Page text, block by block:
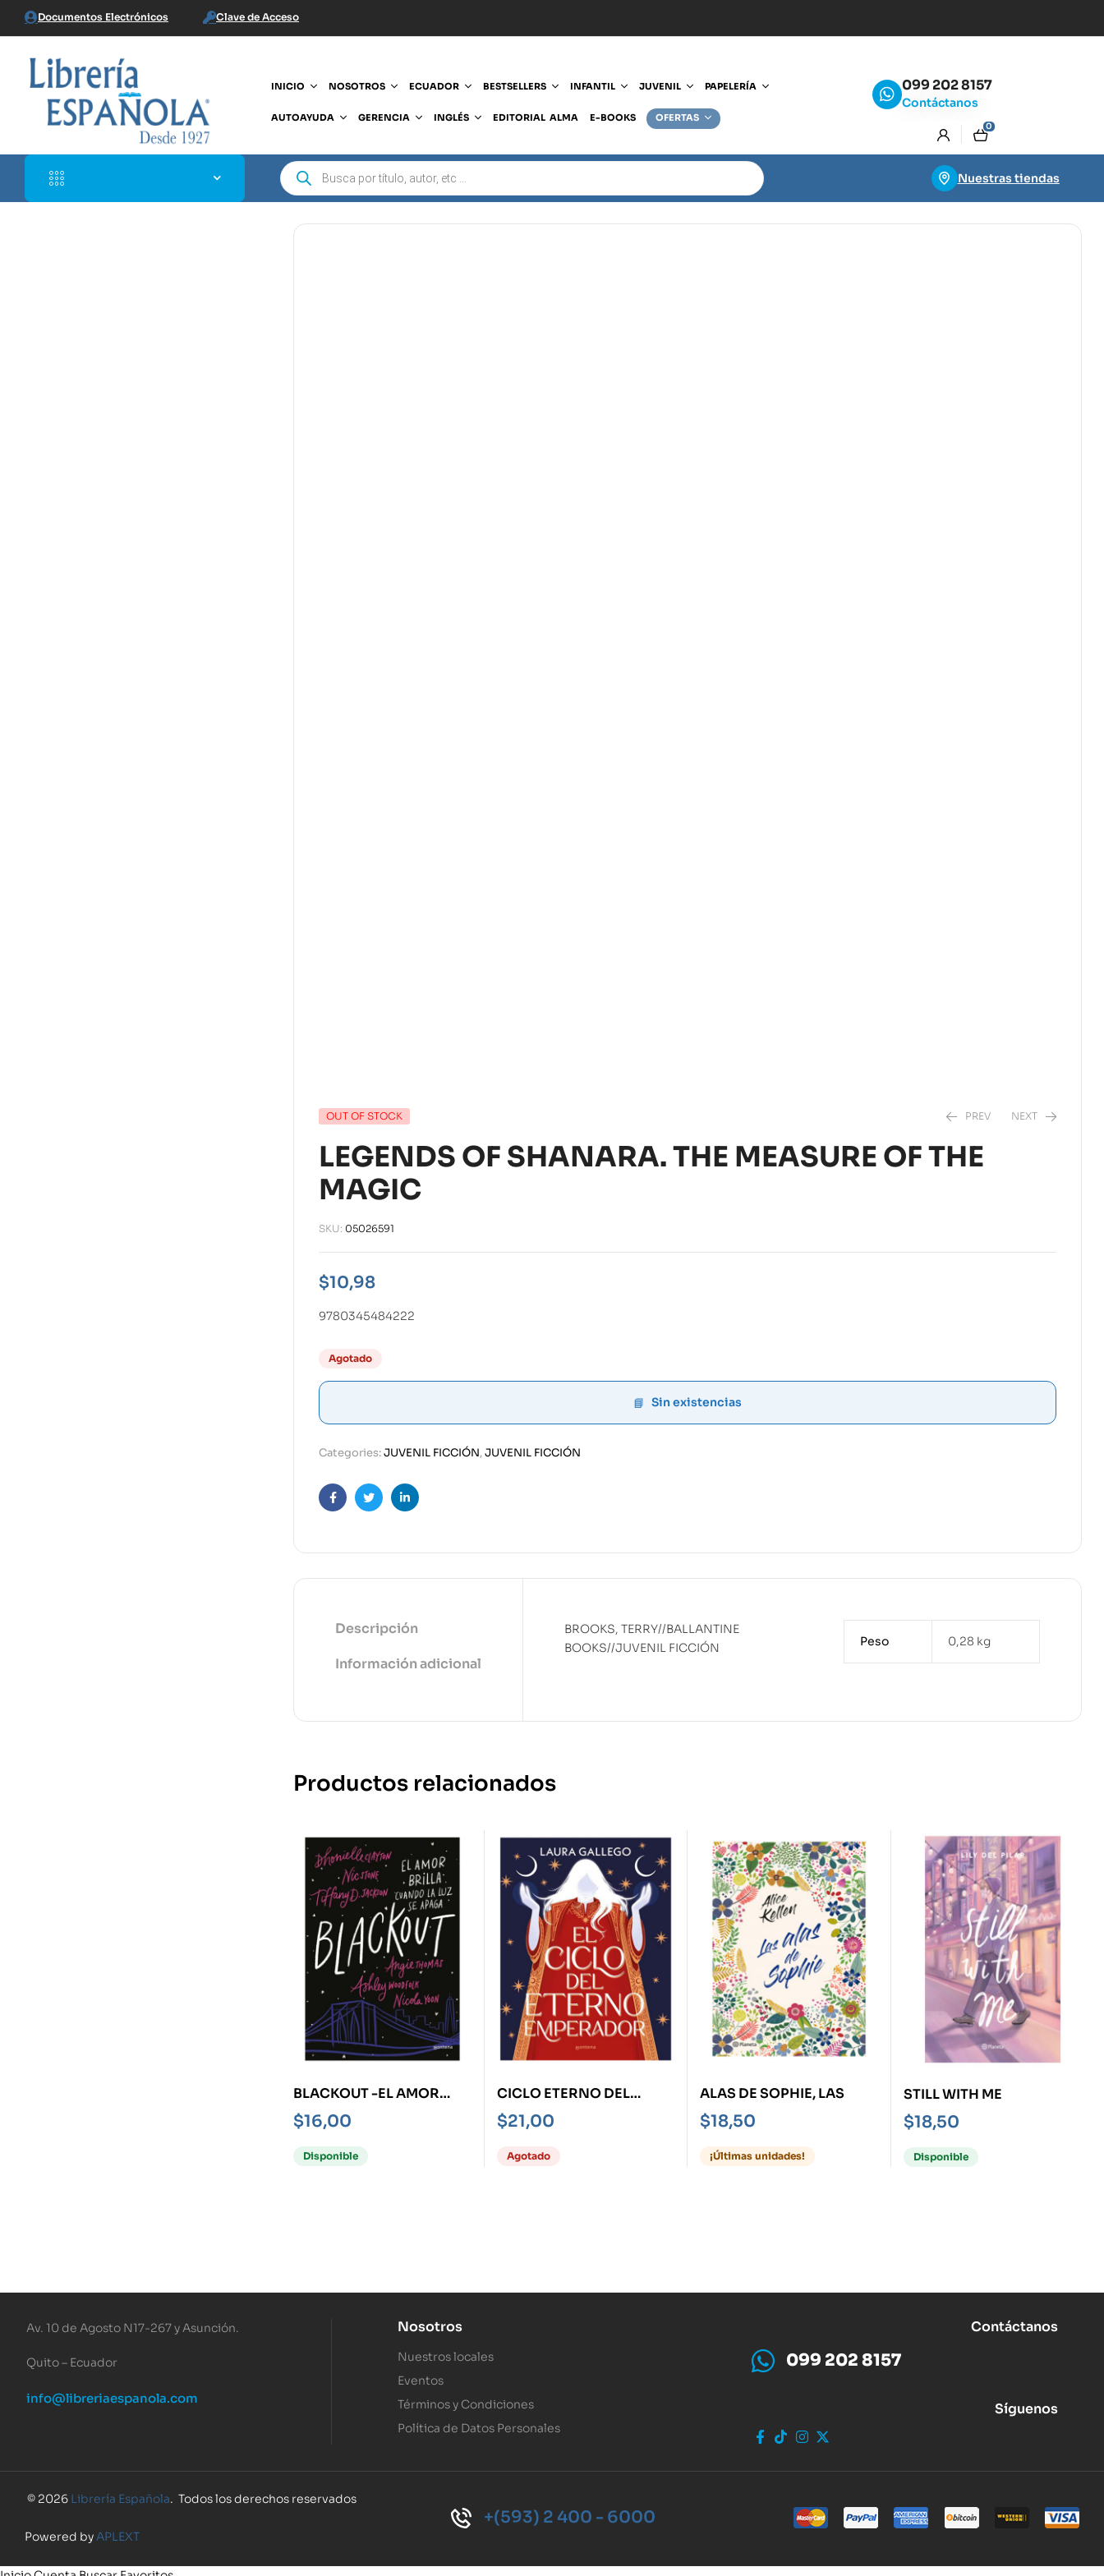
Documentos Electrónicos Clave de Acceso
INICIO NOSOTROS ECUADOR BESTSELLERS INFANTIL JUVENIL PAPELERÍA
AUTOAYUDA GERENCIA INGLÉS EDITORIAL ALMA E-BOOKS OFERTAS
099 202 8157
Contáctanos
0
Nuestras tiendas
OUT OF STOCK PREV NEXT
LEGENDS OF SHANARA. THE MEASURE OF THE
MAGIC
SKU: 05026591
$10,98
9780345484222
Agotado
Sin existencias
Categories:JUVENIL FICCIÓN,JUVENIL FICCIÓN
FacebookTwitterLinkedin
Descripción
Información adicional
BROOKS, TERRY//BALLANTINE
BOOKS//JUVENIL FICCIÓN
Peso 0,28 kg
Productos relacionados
BLACKOUT -EL AMOR
BRILLA CUANDO SE
APAGA LA LUZ-
$16,00
Disponible
CICLO ETERNO DEL
EMPERADOR, EL
$21,00
Agotado
ALAS DE SOPHIE, LAS
$18,50
¡Últimas unidades!
STILL WITH ME
$18,50
Disponible
Av. 10 de Agosto N17-267 y Asunción.
Quito – Ecuador
info@libreriaespanola.com
Nosotros
Nuestros locales
Eventos
Términos y Condiciones
Política de Datos Personales
Contáctanos
099 202 8157
Síguenos
© 2026 Librería Española. Todos los derechos reservados
Powered by APLEXT
+(593) 2 400 - 6000